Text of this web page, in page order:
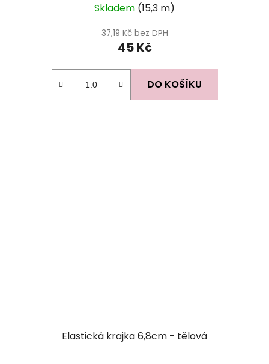
Skladem (15,3 m)
37,19 Kč bez DPH
45 Kč
DO KOŠÍKU
Elastická krajka 6,8cm - tělová